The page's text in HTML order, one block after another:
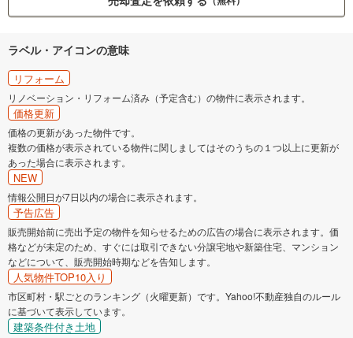
ラベル・アイコンの意味
リフォーム
リノベーション・リフォーム済み（予定含む）の物件に表示されます。
価格更新
価格の更新があった物件です。
複数の価格が表示されている物件に関しましてはそのうちの１つ以上に更新が
あった場合に表示されます。
NEW
情報公開日が7日以内の場合に表示されます。
予告広告
販売開始前に売出予定の物件を知らせるための広告の場合に表示されます。価
格などが未定のため、すぐには取引できない分譲宅地や新築住宅、マンション
などについて、販売開始時期などを告知します。
人気物件TOP10入り
市区町村・駅ごとのランキング（火曜更新）です。Yahoo!不動産独自のルール
に基づいて表示しています。
建築条件付き土地